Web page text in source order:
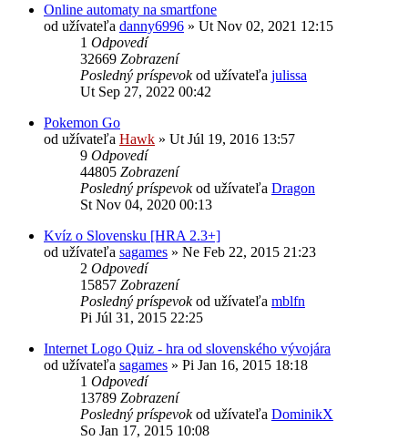
Online automaty na smartfone
od užívateľa danny6996 » Ut Nov 02, 2021 12:15
1 Odpovedí
32669 Zobrazení
Posledný príspevokod užívateľa julissa
Ut Sep 27, 2022 00:42
Pokemon Go
od užívateľa Hawk » Ut Júl 19, 2016 13:57
9 Odpovedí
44805 Zobrazení
Posledný príspevokod užívateľa Dragon
St Nov 04, 2020 00:13
Kvíz o Slovensku [HRA 2.3+]
od užívateľa sagames » Ne Feb 22, 2015 21:23
2 Odpovedí
15857 Zobrazení
Posledný príspevokod užívateľa mblfn
Pi Júl 31, 2015 22:25
Internet Logo Quiz - hra od slovenského vývojára
od užívateľa sagames » Pi Jan 16, 2015 18:18
1 Odpovedí
13789 Zobrazení
Posledný príspevokod užívateľa DominikX
So Jan 17, 2015 10:08